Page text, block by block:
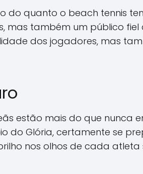
do quanto o beach tennis
mas também um público fiel
dos jogadores, mas
estão mais do que
do Glória, certamente se
nos olhos de cada